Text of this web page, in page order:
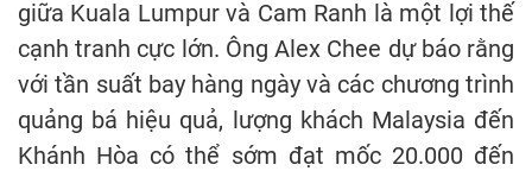
giữa Kuala Lumpur và Cam Ranh là một lợi thế
cạnh tranh cực lớn. Ông Alex Chee dự báo rằng
với tần suất bay hàng ngày và các chương trình
quảng bá hiệu quả, lượng khách Malaysia đến
Khánh Hòa có thể sớm đạt mốc 20.000 đến